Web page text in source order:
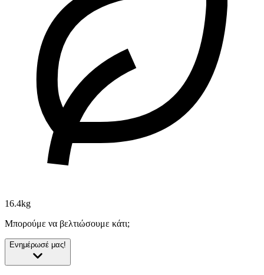
16.4kg
Μπορούμε να βελτιώσουμε κάτι;
Ενημέρωσέ μας!